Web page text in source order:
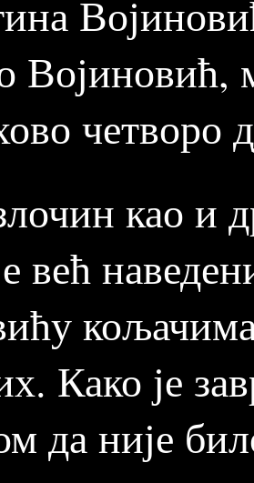
четворо
као и
већ
Како је
да није